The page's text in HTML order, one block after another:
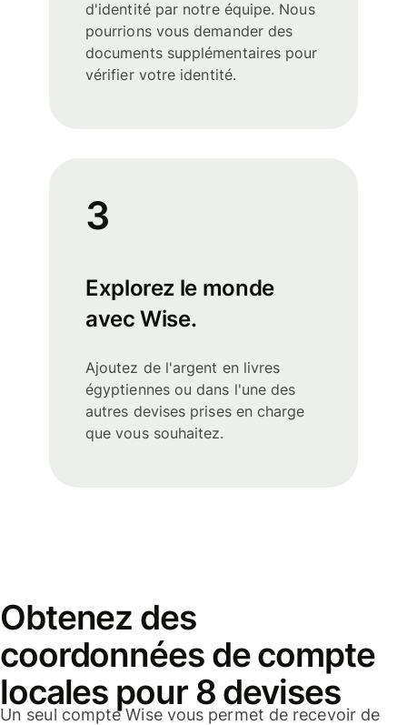
d'identité par notre équipe. Nous
pourrions vous demander des
documents supplémentaires pour
vérifier votre identité.
3
Explorez le monde
avec Wise.
Ajoutez de l'argent en livres
égyptiennes ou dans l'une des
autres devises prises en charge
que vous souhaitez.
Obtenez des
coordonnées de compte
locales pour 8 devises
Un seul compte Wise vous permet de recevoir de